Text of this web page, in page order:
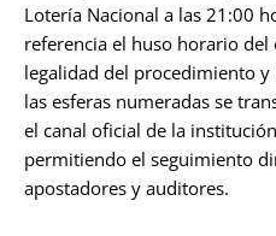
Lotería Nacional a las 21:00
referencia el huso horario del
legalidad del procedimiento
las esferas numeradas se
el canal oficial de la
permitiendo el seguimiento
apostadores y auditores.